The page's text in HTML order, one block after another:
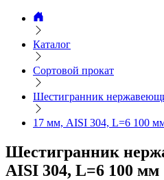
Каталог
Сортовой прокат
Шестигранник
17 мм, AISI 304, L=6 100
Шестигранник
AISI 304, L=6 100 мм